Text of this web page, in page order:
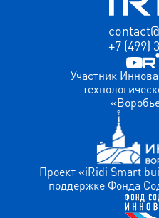
+7 (499)
Участник
Проект «iRidi Smart
поддержке Фонда